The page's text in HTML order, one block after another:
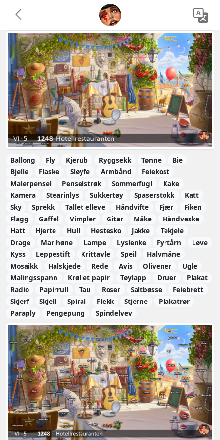
Ballong Fly Kjerub Ryggsekk Tønne
Bie
Bjelle
Flaske Sløyfe Armbånd
Feiekost
Malerpensel
Penselstrøk Sommerfugl
Kake
Kamera
Stearinlys Sukkertøy Spaserstokk
Katt
Sky
Sprekk Tallet elleve Håndvifte Fjær
Fiken
Flagg
Gaffel Vimpler Gitar Måke
Håndveske
Hatt
Hjerte Hull Hestesko Jakke
Tekjele
Drage
Marihøne Lampe Lyslenke Fyrtårn
Løve
Kyss
Leppestift Krittavle Speil
Halvmåne
Mosaikk
Halskjede Rede Avis Olivener
Ugle
Malingsspann
Krøllet papir Tøylapp Druer
Plakat
Radio
Papirrull Tau Roser Saltbøsse
Feiebrett
Skjerf
Skjell Spiral Flekk Stjerne
Plakatrør
Paraply
Pengepung Spindelvev